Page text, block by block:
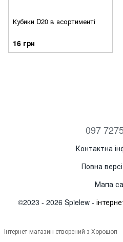
Кубики D20 в асортименті
16 грн
097
Контактна
Повна
Мапа
©2023 - 2026 Spielew -
Інтернет-магазин створений з Хорошоп